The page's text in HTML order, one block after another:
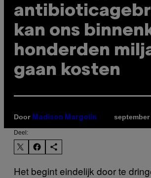
kan ons
honderden
gaan kosten
Door Madison Margolin september
Deel:
Het begint eindelijk door te